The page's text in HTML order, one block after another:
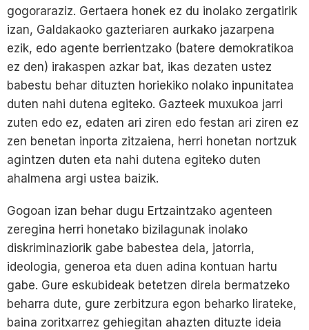
gogoraraziz. Gertaera honek ez du inolako zergatirik
izan, Galdakaoko gazteriaren aurkako jazarpena
ezik, edo agente berrientzako (batere demokratikoa
ez den) irakaspen azkar bat, ikas dezaten ustez
babestu behar dituzten horiekiko nolako inpunitatea
duten nahi dutena egiteko. Gazteek muxukoa jarri
zuten edo ez, edaten ari ziren edo festan ari ziren ez
zen benetan inporta zitzaiena, herri honetan nortzuk
agintzen duten eta nahi dutena egiteko duten
ahalmena argi ustea baizik.
Gogoan izan behar dugu Ertzaintzako agenteen
zeregina herri honetako bizilagunak inolako
diskriminaziorik gabe babestea dela, jatorria,
ideologia, generoa eta duen adina kontuan hartu
gabe. Gure eskubideak betetzen direla bermatzeko
beharra dute, gure zerbitzura egon beharko lirateke,
baina zoritxarrez gehiegitan ahazten dituzte ideia